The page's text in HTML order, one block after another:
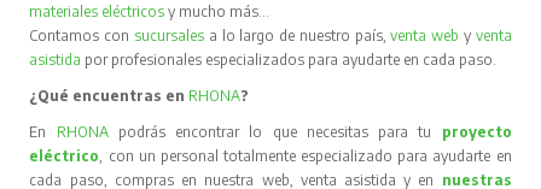
materiales eléctricos y mucho más…
Contamos con sucursales a lo largo de nuestro país,venta web y venta
asistida por profesionales especializados para ayudarte en cada paso.
¿Qué encuentras en RHONA?
En RHONA podrás encontrar lo que necesitas para tu proyecto
eléctrico , con un personal totalmente especializado para ayudarte en
cada paso, compras en nuestra web, venta asistida y en nuestras